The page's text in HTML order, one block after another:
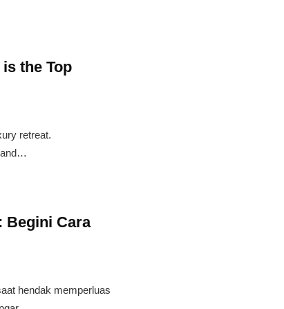
the Top
retreat.
and…
Begini Cara
hendak memperluas